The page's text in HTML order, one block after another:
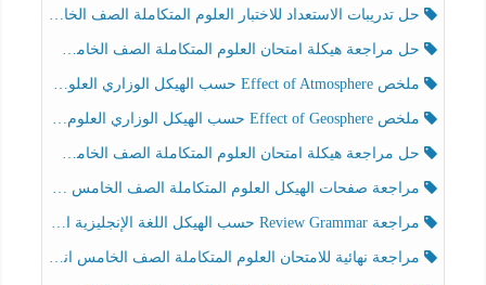
حل تدريبات الاستعداد للاختبار العلوم المتكاملة الصف الخامس عام الفصل الثالث
حل مراجعة هيكلة امتحان العلوم المتكاملة الصف الخامس انسبير الفصل الثالث
ملخص Effect of Atmosphere حسب الهيكل الوزاري العلوم المتكاملة الصف الخامس انسبير الفصل الثالث
ملخص Effect of Geosphere حسب الهيكل الوزاري العلوم المتكاملة الصف الخامس انسبير الفصل الثالث
حل مراجعة هيكلة امتحان العلوم المتكاملة الصف الخامس عام الفصل الثالث
مراجعة صفحات الهيكل العلوم المتكاملة الصف الخامس انسبير الفصل الثالث
مراجعة Review Grammar حسب الهيكل اللغة الإنجليزية الصف الخامس الفصل الثالث
مراجعة نهائية للامتحان العلوم المتكاملة الصف الخامس انسبير الفصل الثالث